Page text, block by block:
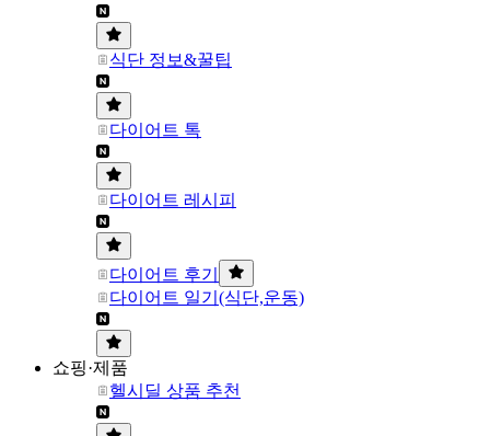
식단 정보&꿀팁
다이어트 톡
다이어트 레시피
다이어트 후기
다이어트 일기(식단,운동)
쇼핑·제품
헬시딜 상품 추천